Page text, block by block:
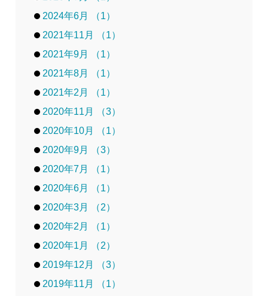
2024年6月 （1）
2021年11月 （1）
2021年9月 （1）
2021年8月 （1）
2021年2月 （1）
2020年11月 （3）
2020年10月 （1）
2020年9月 （3）
2020年7月 （1）
2020年6月 （1）
2020年3月 （2）
2020年2月 （1）
2020年1月 （2）
2019年12月 （3）
2019年11月 （1）